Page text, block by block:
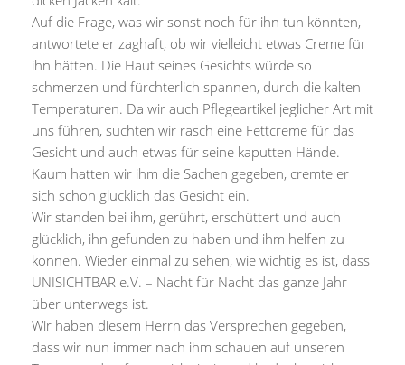
Auf die Frage, was wir sonst noch für ihn tun könnten,
antwortete er zaghaft, ob wir vielleicht etwas Creme für
ihn hätten. Die Haut seines Gesichts würde so
schmerzen und fürchterlich spannen, durch die kalten
Temperaturen. Da wir auch Pflegeartikel jeglicher Art mit
uns führen, suchten wir rasch eine Fettcreme für das
Gesicht und auch etwas für seine kaputten Hände.
Kaum hatten wir ihm die Sachen gegeben, cremte er
sich schon glücklich das Gesicht ein.
Wir standen bei ihm, gerührt, erschüttert und auch
glücklich, ihn gefunden zu haben und ihm helfen zu
können. Wieder einmal zu sehen, wie wichtig es ist, dass
UNISICHTBAR e.V. – Nacht für Nacht das ganze Jahr
über unterwegs ist.
Wir haben diesem Herrn das Versprechen gegeben,
dass wir nun immer nach ihm schauen auf unseren